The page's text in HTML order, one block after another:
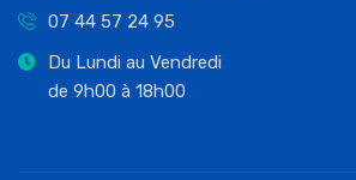
07 44 57 24 95
Du Lundi au Vendredi
de 9h00 à 18h00